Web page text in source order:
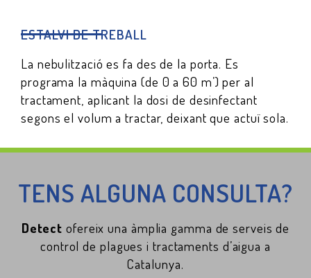
ESTALVI DE TREBALL
La nebulització es fa des de la porta. Es
programa la màquina (de 0 a 60 m’) per al
tractament, aplicant la dosi de desinfectant
segons el volum a tractar, deixant que actuï sola.
TENS ALGUNA CONSULTA?
Detect ofereix una àmplia gamma de serveis de
control de plagues i tractaments d’aigua a
Catalunya.